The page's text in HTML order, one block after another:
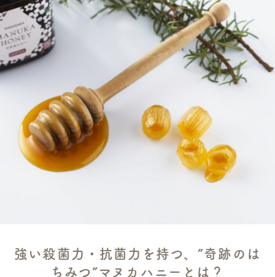
強い殺菌力・抗菌力を持つ、“奇跡のは
ちみつ”マヌカハニーとは？